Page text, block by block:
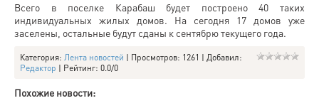
Всего в поселке Карабаш будет построено 40 таких
индивидуальных жилых домов. На сегодня 17 домов уже
заселены, остальные будут сданы к сентябрю текущего года.
Категория: Лента новостей | Просмотров: 1261 | Добавил:
Редактор | Рейтинг: 0.0/0
Похожие новости: